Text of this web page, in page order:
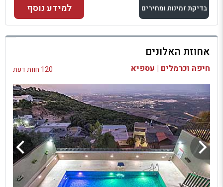
בדיקת זמינות ומחירים
למתחם זה
בדיקת זמינות ומחירים
למידע נוסף
אחוזת האלונים
חיפה וכרמלים | עספיא 120 חוות דעת